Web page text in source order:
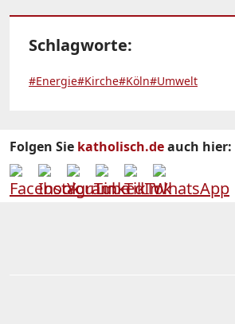
Schlagworte:
#Energie#Kirche#Köln#Umwelt
Folgen Sie katholisch.deauch hier: